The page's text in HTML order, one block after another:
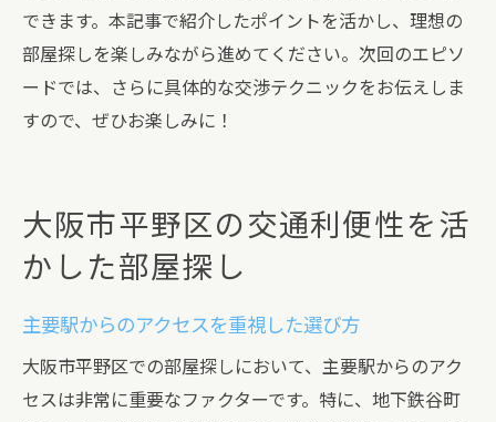
できます。本記事で紹介したポイントを活かし、理想の
部屋探しを楽しみながら進めてください。次回のエピソ
ードでは、さらに具体的な交渉テクニックをお伝えしま
すので、ぜひお楽しみに！
大阪市平野区の交通利便性を活
かした部屋探し
主要駅からのアクセスを重視した選び方
大阪市平野区での部屋探しにおいて、主要駅からのアク
セスは非常に重要なファクターです。特に、地下鉄谷町